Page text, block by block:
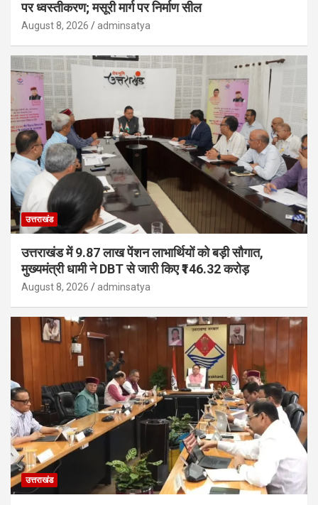
पर ध्वस्तीकरण; मसूरी मार्ग पर निर्माण सील
August 8, 2026 adminsatya
उत्तराखंड
उत्तराखंड में 9.87 लाख पेंशन लाभार्थियों को बड़ी सौगात,
मुख्यमंत्री धामी ने DBT से जारी किए ₹146.32 करोड़
August 8, 2026 adminsatya
उत्तराखंड